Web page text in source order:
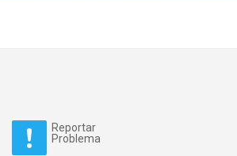
Reportar
Problema